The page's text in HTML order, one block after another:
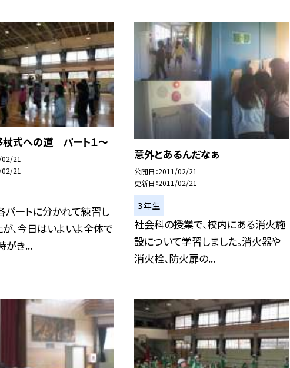
杖式への道 パート１〜
21
21
パートに分かれて練習し
が、今日はいよいよ全体で
がき...
意外とあるんだなぁ
公開日 2011/02/21
更新日 2011/02/21
３年生
社会科の授業で、校内にある消火施
設について学習しました。消火器や
消火栓、防火扉の...